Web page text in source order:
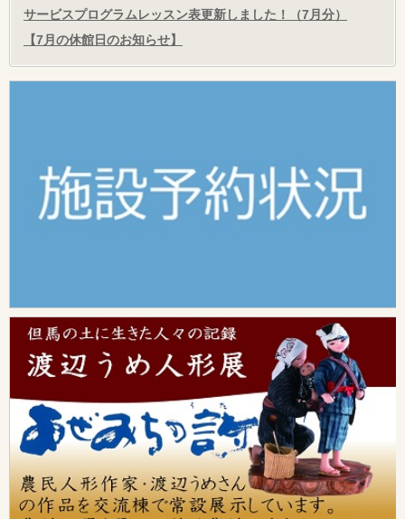
サービスプログラムレッスン表更新しました！（7月分）
【7月の休館日のお知らせ】